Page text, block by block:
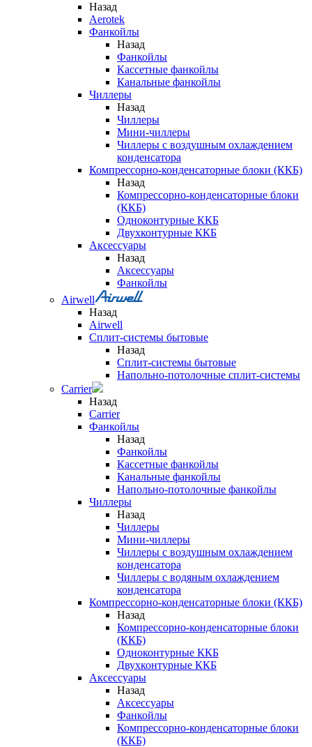
Назад
Aerotek
Фанкойлы
Назад
Фанкойлы
Кассетные фанкойлы
Канальные фанкойлы
Чиллеры
Назад
Чиллеры
Мини-чиллеры
Чиллеры с воздушным охлаждением
конденсатора
Компрессорно-конденсаторные блоки (ККБ)
Назад
Компрессорно-конденсаторные блоки
(ККБ)
Одноконтурные ККБ
Двухконтурные ККБ
Аксессуары
Назад
Аксессуары
Фанкойлы
Airwell
Назад
Airwell
Сплит-системы бытовые
Назад
Сплит-системы бытовые
Напольно-потолочные сплит-системы
Carrier
Назад
Carrier
Фанкойлы
Назад
Фанкойлы
Кассетные фанкойлы
Канальные фанкойлы
Напольно-потолочные фанкойлы
Чиллеры
Назад
Чиллеры
Мини-чиллеры
Чиллеры с воздушным охлаждением
конденсатора
Чиллеры с водяным охлаждением
конденсатора
Компрессорно-конденсаторные блоки (ККБ)
Назад
Компрессорно-конденсаторные блоки
(ККБ)
Одноконтурные ККБ
Двухконтурные ККБ
Аксессуары
Назад
Аксессуары
Фанкойлы
Компрессорно-конденсаторные блоки
(ККБ)